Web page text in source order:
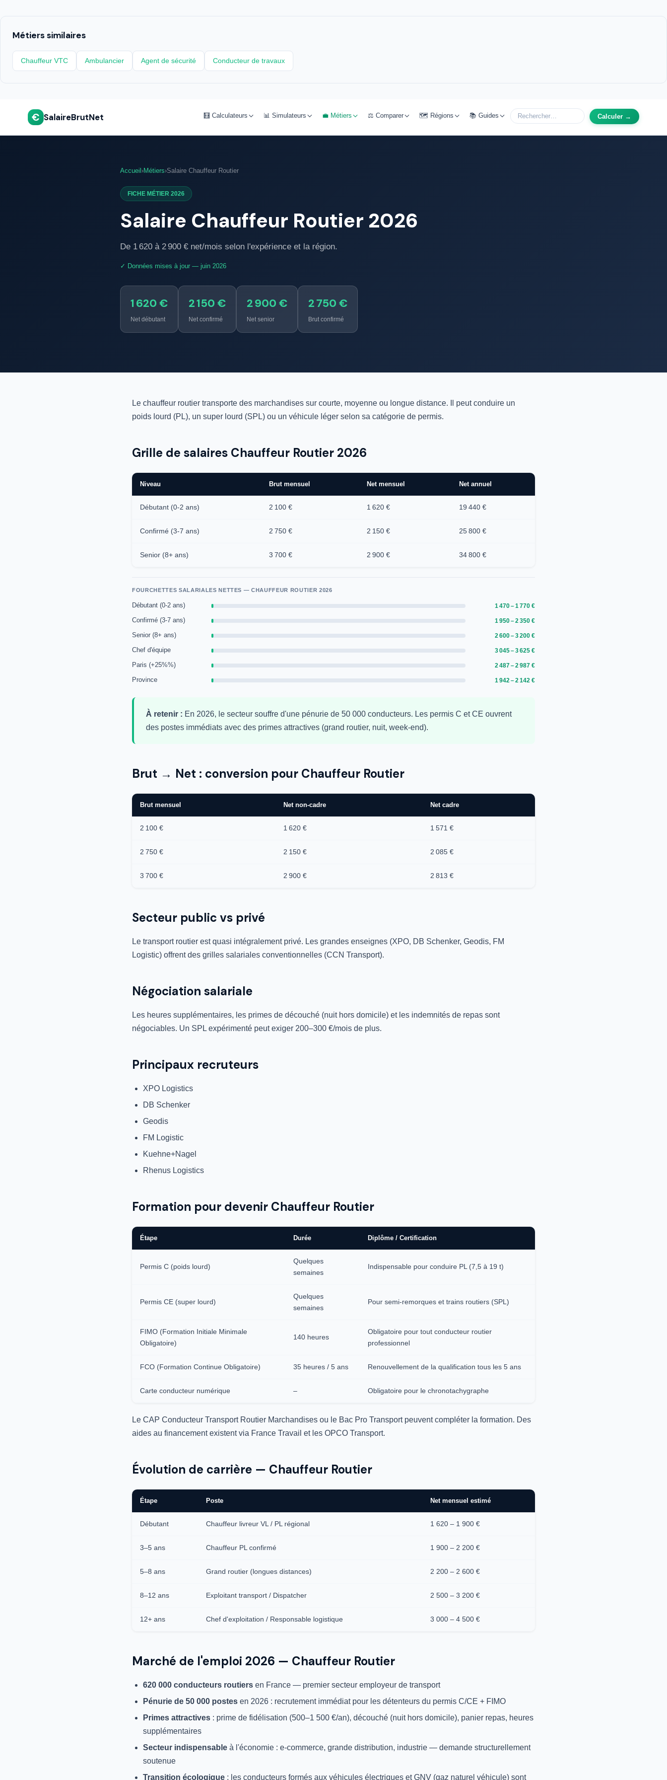
Métiers similaires
Chauffeur VTC Ambulancier Agent de sécurité Conducteur de travaux
€ SalaireBrutNet 🧮 Calculateurs 📊 Simulateurs 💼 Métiers ⚖️ Comparer 🗺️ Régions 📚 Guides Calculer →
Accueil ›Métiers›Salaire Chauffeur Routier
FICHE MÉTIER 2026
Salaire Chauffeur Routier 2026
De 1 620 à 2 900 € net/mois selon l'expérience et la région.
✓ Données mises à jour — juin 2026
1 620 €
Net débutant
2 150 €
Net confirmé
2 900 €
Net senior
2 750 €
Brut confirmé
Le chauffeur routier transporte des marchandises sur courte, moyenne ou longue distance. Il peut conduire un
poids lourd (PL), un super lourd (SPL) ou un véhicule léger selon sa catégorie de permis.
Grille de salaires Chauffeur Routier 2026
Niveau Brut mensuel Net mensuel Net annuel
Débutant (0-2 ans) 2 100 € 1 620 € 19 440 €
Confirmé (3-7 ans) 2 750 € 2 150 € 25 800 €
Senior (8+ ans) 3 700 € 2 900 € 34 800 €
FOURCHETTES SALARIALES NETTES — CHAUFFEUR ROUTIER 2026
Débutant (0-2 ans) 1 470 – 1 770 €
Confirmé (3-7 ans) 1 950 – 2 350 €
Senior (8+ ans) 2 600 – 3 200 €
Chef d'équipe 3 045 – 3 625 €
Paris (+25%%) 2 487 – 2 987 €
Province 1 942 – 2 142 €
À retenir : En 2026, le secteur souffre d'une pénurie de 50 000 conducteurs. Les permis C et CE ouvrent
des postes immédiats avec des primes attractives (grand routier, nuit, week-end).
Brut → Net : conversion pour Chauffeur Routier
Brut mensuel Net non-cadre Net cadre
2 100 € 1 620 € 1 571 €
2 750 € 2 150 € 2 085 €
3 700 € 2 900 € 2 813 €
Secteur public vs privé
Le transport routier est quasi intégralement privé. Les grandes enseignes (XPO, DB Schenker, Geodis, FM
Logistic) offrent des grilles salariales conventionnelles (CCN Transport).
Négociation salariale
Les heures supplémentaires, les primes de découché (nuit hors domicile) et les indemnités de repas sont
négociables. Un SPL expérimenté peut exiger 200–300 €/mois de plus.
Principaux recruteurs
XPO Logistics
DB Schenker
Geodis
FM Logistic
Kuehne+Nagel
Rhenus Logistics
Formation pour devenir Chauffeur Routier
Étape Durée Diplôme / Certification
Permis C (poids lourd)
Quelques
semaines
Indispensable pour conduire PL (7,5 à 19 t)
Permis CE (super lourd)
Quelques
semaines
Pour semi-remorques et trains routiers (SPL)
FIMO (Formation Initiale Minimale
Obligatoire)
140 heures
Obligatoire pour tout conducteur routier
professionnel
FCO (Formation Continue Obligatoire) 35 heures / 5 ans Renouvellement de la qualification tous les 5 ans
Carte conducteur numérique – Obligatoire pour le chronotachygraphe
Le CAP Conducteur Transport Routier Marchandises ou le Bac Pro Transport peuvent compléter la formation. Des
aides au financement existent via France Travail et les OPCO Transport.
Évolution de carrière — Chauffeur Routier
Étape Poste Net mensuel estimé
Débutant Chauffeur livreur VL / PL régional 1 620 – 1 900 €
3–5 ans Chauffeur PL confirmé 1 900 – 2 200 €
5–8 ans Grand routier (longues distances) 2 200 – 2 600 €
8–12 ans Exploitant transport / Dispatcher 2 500 – 3 200 €
12+ ans Chef d'exploitation / Responsable logistique 3 000 – 4 500 €
Marché de l'emploi 2026 — Chauffeur Routier
620 000 conducteurs routiers en France — premier secteur employeur de transport
Pénurie de 50 000 postes en 2026 : recrutement immédiat pour les détenteurs du permis C/CE + FIMO
Primes attractives : prime de fidélisation (500–1 500 €/an), découché (nuit hors domicile), panier repas, heures
supplémentaires
Secteur indispensable à l'économie : e-commerce, grande distribution, industrie — demande structurellement
soutenue
Transition écologique : les conducteurs formés aux véhicules électriques et GNV (gaz naturel véhicule) sont